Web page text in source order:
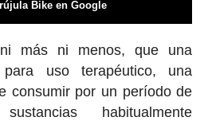
Bike en Google
más ni menos, que una
para uso terapéutico, una
consumir por un período de
habitualmente